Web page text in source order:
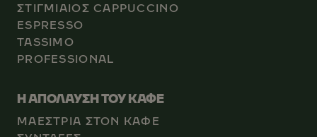
ΣΤΙΓΜΙΑΙΟΣ CAPPUCCINO
ESPRESSO
TASSIMO
PROFESSIONAL
Η ΑΠΟΛΑΥΣΗ ΤΟΥ ΚΑΦΕ
ΜΑΕΣΤΡΙΑ ΣΤΟΝ ΚΑΦΕ